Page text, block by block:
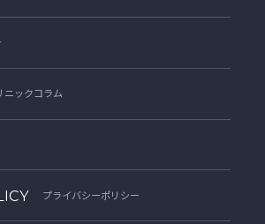
ニックコラム
プライバシーポリシー